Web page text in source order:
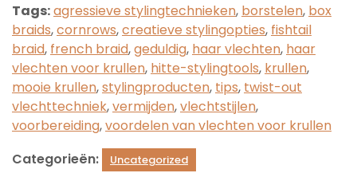
Tags:agressieve stylingtechnieken, borstelen, box
braids,cornrows,creatieve stylingopties, fishtail
braid, french braid,geduldig, haar vlechten, haar
vlechten voor krullen, hitte-stylingtools, krullen,
mooie krullen,stylingproducten, tips, twist-out
vlechttechniek,vermijden,vlechtstijlen,
voorbereiding,voordelen van vlechten voor krullen
Categorieën:
Uncategorized